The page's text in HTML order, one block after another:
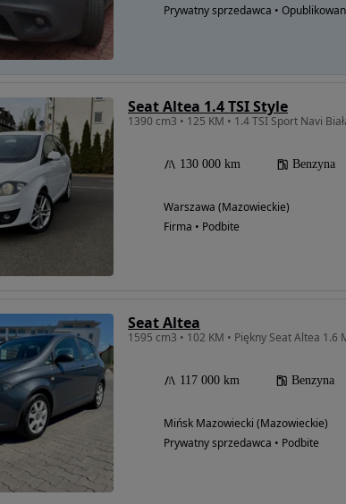
Prywatny sprzedawca •
Seat Altea 1.4 TSI Style
1390 cm3 • 125 KM • 1.4 TSI Sport Navi
130 000 km Benzyna
Warszawa (Mazowieckie)
Firma • Podbite
Seat Altea
1595 cm3 • 102 KM • Piękny Seat Altea
117 000 km Benzyna
Mińsk Mazowiecki (Mazowieckie)
Prywatny sprzedawca • Podbite